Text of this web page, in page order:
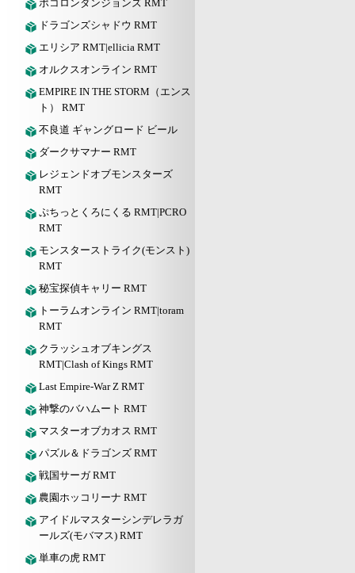
ポコロンダンジョンズ RMT
ドラゴンズシャドウ RMT
エリシア RMT|ellicia RMT
オルクスオンライン RMT
EMPIRE IN THE STORM（エンス
ト） RMT
不良道 ギャングロード ビール
ダークサマナー RMT
レジェンドオブモンスターズ
RMT
ぷちっとくろにくる RMT|PCRO
RMT
モンスターストライク(モンスト)
RMT
秘宝探偵キャリー RMT
トーラムオンライン RMT|toram
RMT
クラッシュオブキングス
RMT|Clash of Kings RMT
Last Empire-War Z RMT
神撃のバハムート RMT
マスターオブカオス RMT
パズル＆ドラゴンズ RMT
戦国サーガ RMT
農園ホッコリーナ RMT
アイドルマスターシンデレラガ
ールズ(モバマス) RMT
単車の虎 RMT